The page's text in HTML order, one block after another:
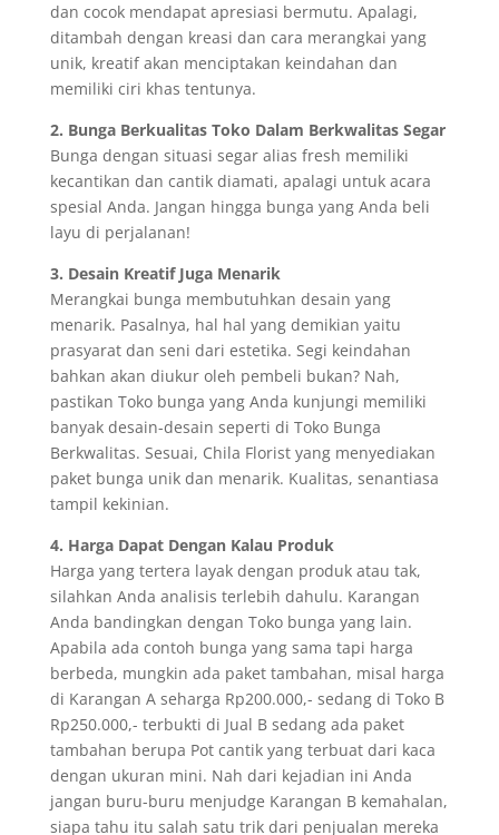
dan cocok mendapat apresiasi bermutu. Apalagi,
ditambah dengan kreasi dan cara merangkai yang
unik, kreatif akan menciptakan keindahan dan
memiliki ciri khas tentunya.
2. Bunga Berkualitas Toko Dalam Berkwalitas Segar
Bunga dengan situasi segar alias fresh memiliki
kecantikan dan cantik diamati, apalagi untuk acara
spesial Anda. Jangan hingga bunga yang Anda beli
layu di perjalanan!
3. Desain Kreatif Juga Menarik
Merangkai bunga membutuhkan desain yang
menarik. Pasalnya, hal hal yang demikian yaitu
prasyarat dan seni dari estetika. Segi keindahan
bahkan akan diukur oleh pembeli bukan? Nah,
pastikan Toko bunga yang Anda kunjungi memiliki
banyak desain-desain seperti di Toko Bunga
Berkwalitas. Sesuai, Chila Florist yang menyediakan
paket bunga unik dan menarik. Kualitas, senantiasa
tampil kekinian.
4. Harga Dapat Dengan Kalau Produk
Harga yang tertera layak dengan produk atau tak,
silahkan Anda analisis terlebih dahulu. Karangan
Anda bandingkan dengan Toko bunga yang lain.
Apabila ada contoh bunga yang sama tapi harga
berbeda, mungkin ada paket tambahan, misal harga
di Karangan A seharga Rp200.000,- sedang di Toko B
Rp250.000,- terbukti di Jual B sedang ada paket
tambahan berupa Pot cantik yang terbuat dari kaca
dengan ukuran mini. Nah dari kejadian ini Anda
jangan buru-buru menjudge Karangan B kemahalan,
siapa tahu itu salah satu trik dari penjualan mereka